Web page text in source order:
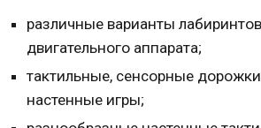
различные варианты
двигательного аппарата;
тактильные, сенсорные
настенные игры;